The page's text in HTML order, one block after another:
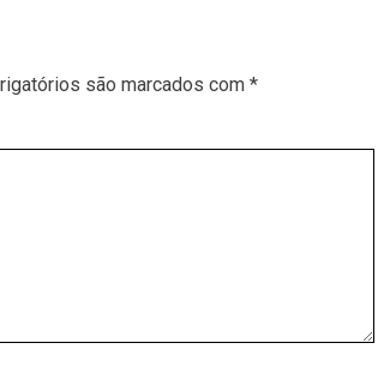
são marcados com *